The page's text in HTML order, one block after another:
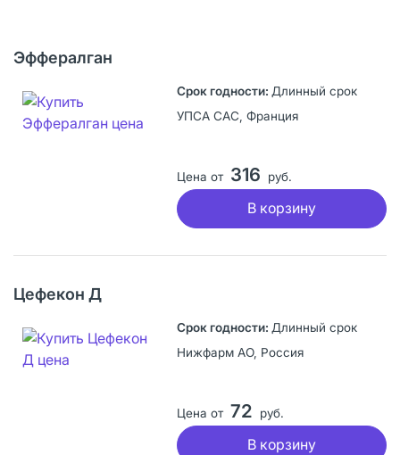
Эффералган
Длинный срок
УПСА САС, Франция
Цена от 316 руб.
В корзину
Цефекон Д
Длинный срок
Нижфарм АО, Россия
Цена от 72 руб.
В корзину